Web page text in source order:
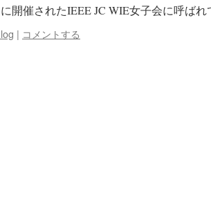
に開催されたIEEE JC WIE女子会に呼ば
| コメントする